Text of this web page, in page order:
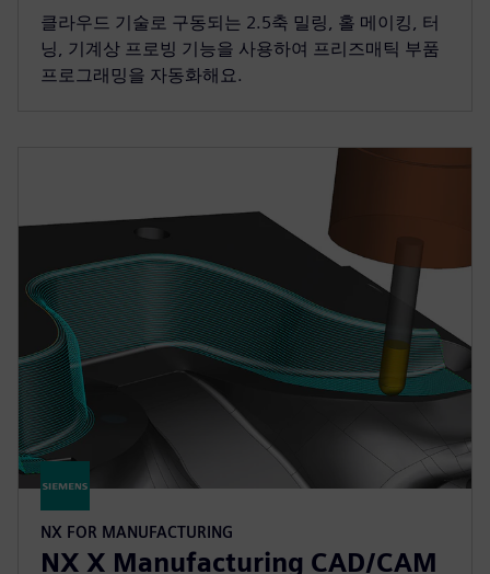
클라우드 기술로 구동되는 2.5축 밀링, 홀 메이킹, 터
닝, 기계상 프로빙 기능을 사용하여 프리즈매틱 부품
프로그래밍을 자동화해요.
NX FOR MANUFACTURING
NX X Manufacturing CAD/CAM